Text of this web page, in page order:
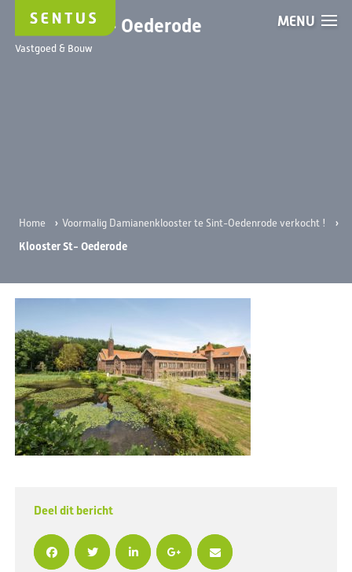
Vastgoed & Bouw
MENU
Klooster St- Oederode
Home ›Voormalig Damianenklooster te Sint-Oedenrode verkocht ! ›
Klooster St- Oederode
Deel dit bericht